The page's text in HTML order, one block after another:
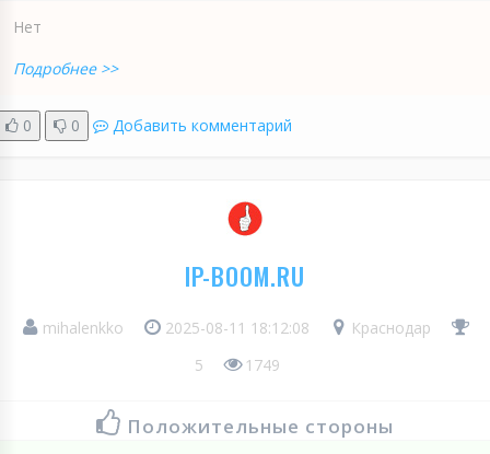
Нет
Подробнее >>
0 0 Добавить комментарий
IP-BOOM.RU
mihalenkko 2025-08-11 18:12:08
Краснодар
5
1749
Положительные стороны